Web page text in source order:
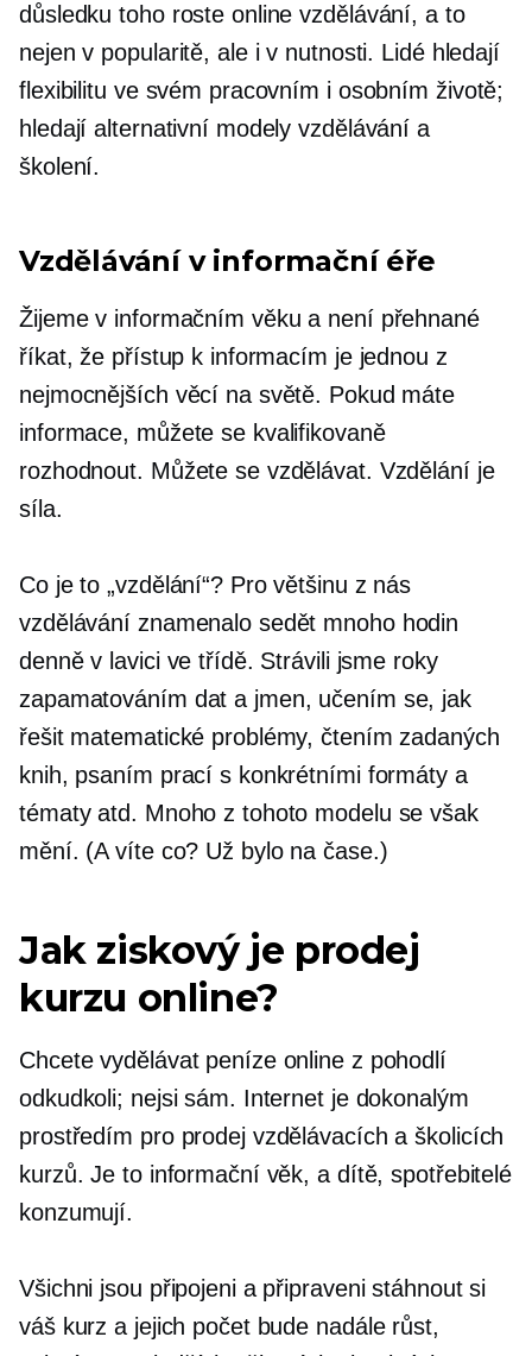
důsledku toho roste online vzdělávání, a to
nejen v popularitě, ale i v nutnosti. Lidé hledají
flexibilitu ve svém pracovním i osobním životě;
hledají alternativní modely vzdělávání a
školení.
Vzdělávání v informační éře
Žijeme v informačním věku a není přehnané
říkat, že přístup k informacím je jednou z
nejmocnějších věcí na světě. Pokud máte
informace, můžete se kvalifikovaně
rozhodnout. Můžete se vzdělávat. Vzdělání je
síla.
Co je to „vzdělání“? Pro většinu z nás
vzdělávání znamenalo sedět mnoho hodin
denně v lavici ve třídě. Strávili jsme roky
zapamatováním dat a jmen, učením se, jak
řešit matematické problémy, čtením zadaných
knih, psaním prací s konkrétními formáty a
tématy atd. Mnoho z tohoto modelu se však
mění. (A víte co? Už bylo na čase.)
Jak ziskový je prodej
kurzu online?
Chcete vydělávat peníze online z pohodlí
odkudkoli; nejsi sám. Internet je dokonalým
prostředím pro prodej vzdělávacích a školicích
kurzů. Je to informační věk, a dítě, spotřebitelé
konzumují.
Všichni jsou připojeni a připraveni stáhnout si
váš kurz a jejich počet bude nadále růst,